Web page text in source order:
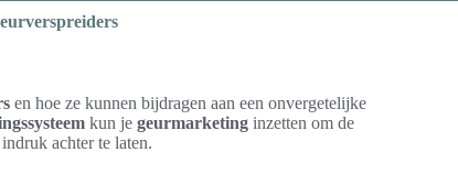
en hoe ze kunnen bijdragen aan een onvergetelijke
kun je geurmarketing inzetten om de
achter te laten.